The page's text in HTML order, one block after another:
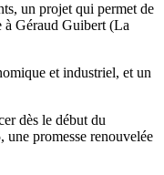
un projet qui permet de
à Géraud Guibert (La
et industriel, et un
dès le début du
une promesse renouvelée